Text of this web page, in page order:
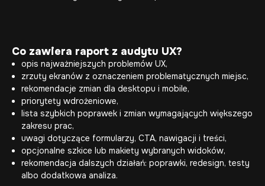
Co zawiera raport z audytu UX?
opis najważniejszych problemów UX,
zrzuty ekranów z oznaczeniem problematycznych miejsc,
rekomendacje zmian dla desktopu i mobile,
priorytety wdrożeniowe,
lista szybkich poprawek i zmian wymagających większego
zakresu prac,
uwagi dotyczące formularzy, CTA, nawigacji i treści,
opcjonalne szkice lub makiety wybranych widoków,
rekomendacja dalszych działań: poprawki, redesign, testy
albo dodatkowa analiza.